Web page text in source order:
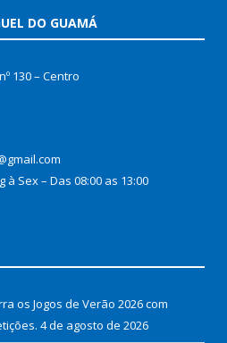
DO GUAMÁ
130 – Centro
Sex – Das 08:00 as 13:00
os Jogos de Verão 2026 com
4 de agosto de 2026